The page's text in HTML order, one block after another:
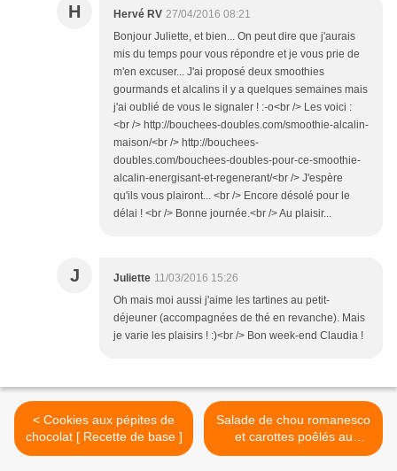
H Hervé RV 27/04/2016 08:21
Bonjour Juliette, et bien... On peut dire que j'aurais
mis du temps pour vous répondre et je vous prie de
m'en excuser... J'ai proposé deux smoothies
gourmands et alcalins il y a quelques semaines mais
j'ai oublié de vous le signaler ! :-o<br /> Les voici :
<br /> http://bouchees-doubles.com/smoothie-alcalin-
maison/<br /> http://bouchees-
doubles.com/bouchees-doubles-pour-ce-smoothie-
alcalin-energisant-et-regenerant/<br /> J'espère
qu'ils vous plairont... <br /> Encore désolé pour le
délai ! <br /> Bonne journée.<br /> Au plaisir...
J Juliette 11/03/2016 15:26
Oh mais moi aussi j'aime les tartines au petit-
déjeuner (accompagnées de thé en revanche). Mais
je varie les plaisirs ! :)<br /> Bon week-end Claudia !
< Cookies aux pépites de
chocolat [ Recette de base ]
Salade de chou romanesco
et carottes poêlés au
sésame et chou rouge cru >